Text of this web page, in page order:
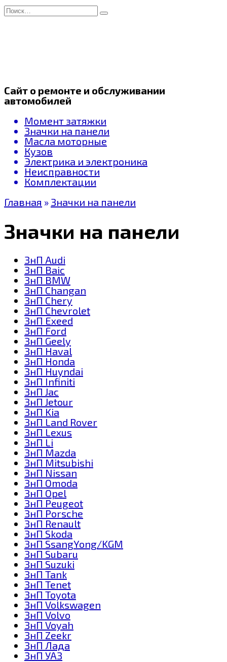
Перейти
к
Search
for:
Сайт о ремонте и обслуживании
автомобилей
Момент затяжки
Значки на панели
Масла моторные
Кузов
Электрика и электроника
Неисправности
Комплектации
Главная » Значки на панели
Значки на панели
ЗнП Audi
ЗнП Baic
ЗнП BMW
ЗнП Changan
ЗнП Chery
ЗнП Chevrolet
ЗнП Exeed
ЗнП Ford
ЗнП Geely
ЗнП Haval
ЗнП Honda
ЗнП Huyndai
ЗнП Infiniti
ЗнП Jac
ЗнП Jetour
ЗнП Kia
ЗнП Land Rover
ЗнП Lexus
ЗнП Li
ЗнП Mazda
ЗнП Mitsubishi
ЗнП Nissan
ЗнП Omoda
ЗнП Opel
ЗнП Peugeot
ЗнП Porsche
ЗнП Renault
ЗнП Skoda
ЗнП SsangYong/KGM
ЗнП Subaru
ЗнП Suzuki
ЗнП Tank
ЗнП Tenet
ЗнП Toyota
ЗнП Volkswagen
ЗнП Volvo
ЗнП Voyah
ЗнП Zeekr
ЗнП Лада
ЗнП УАЗ